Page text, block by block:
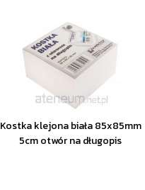
Kostka klejona biała 85x85mm
5cm otwór na długopis